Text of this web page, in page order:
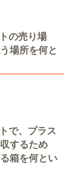
の売り場
場所を何と
で、プラス
するため
箱を何とい